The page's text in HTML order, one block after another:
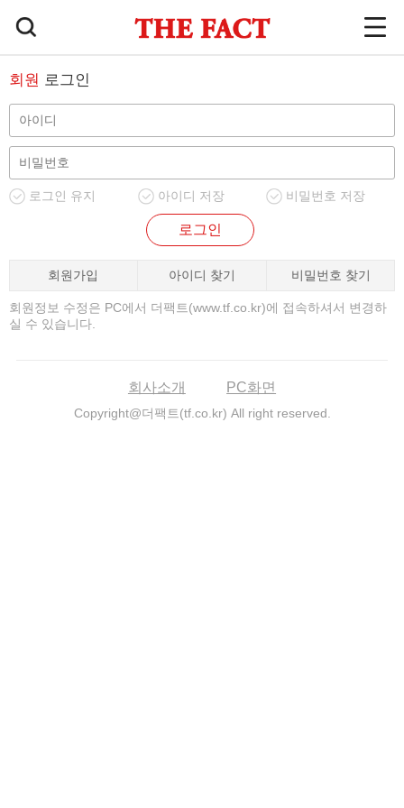
회원 로그인
로그인 유지 아이디 저장 비밀번호 저장
로그인
회원가입 아이디 찾기 비밀번호 찾기
회원정보 수정은 PC에서 더팩트(www.tf.co.kr)에 접속하셔서 변경하
실 수 있습니다.
회사소개 PC화면
Copyright@더팩트(tf.co.kr) All right reserved.